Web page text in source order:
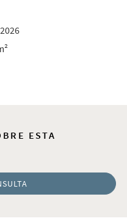
2026
ESTA